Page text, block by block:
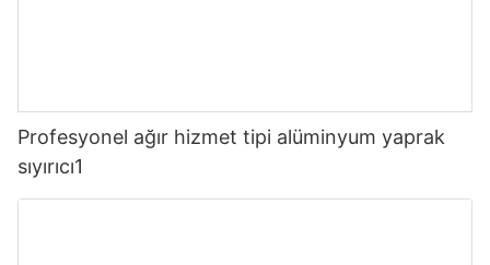
Profesyonel ağır hizmet tipi alüminyum yaprak
sıyırıcı1